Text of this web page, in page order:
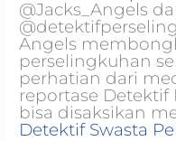
@Jacks_Angels
Angels
perselingkuhan
perhatian dari
reportase
bisa disaksikan
Detektif Swasta